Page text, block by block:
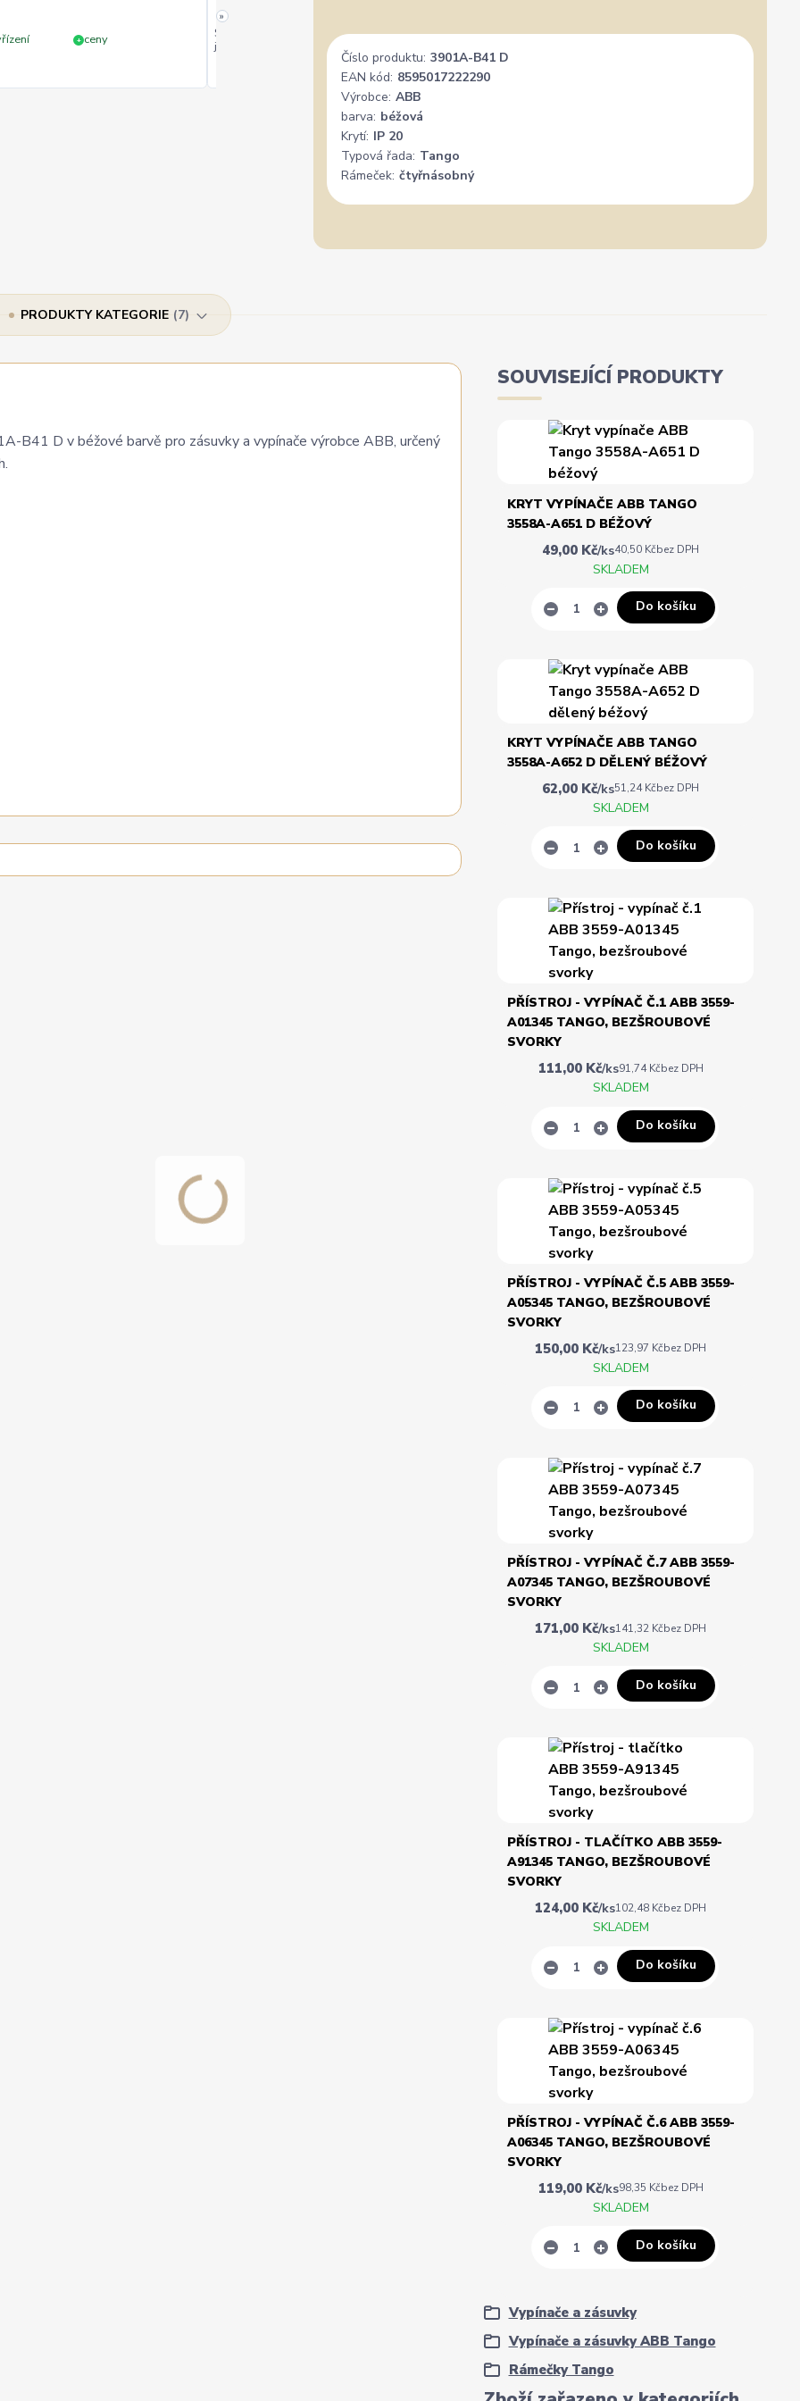
+ ceny
Široký výběr, milý a vstřícný personál. Mohu
jedině doporučit.
Vše super
»
Číslo produktu: 3901A-B41 D
EAN kód: 8595017222290
Výrobce: ABB
barva: béžová
Krytí: IP 20
Typová řada: Tango
Rámeček: čtyřnásobný
PRODUKTY KATEGORIE 7
B41 D v béžové barvě pro zásuvky a vypínače výrobce ABB, určený
Vypínače a zásuvky
Vypínače a zásuvky ABB Tango
Rámečky Tango
SOUVISEJÍCÍ PRODUKTY
KRYT VYPÍNAČE ABB TANGO
3558A-A651 D BÉŽOVÝ
49,00 Kč/ks40,50 Kčbez DPH
SKLADEM
Do košíku
KRYT VYPÍNAČE ABB TANGO
3558A-A652 D DĚLENÝ BÉŽOVÝ
62,00 Kč/ks51,24 Kčbez DPH
SKLADEM
Do košíku
PŘÍSTROJ - VYPÍNAČ Č.1 ABB 3559-
A01345 TANGO, BEZŠROUBOVÉ
SVORKY
111,00 Kč/ks91,74 Kčbez DPH
SKLADEM
Do košíku
PŘÍSTROJ - VYPÍNAČ Č.5 ABB 3559-
A05345 TANGO, BEZŠROUBOVÉ
SVORKY
150,00 Kč/ks123,97 Kčbez DPH
SKLADEM
Do košíku
PŘÍSTROJ - VYPÍNAČ Č.7 ABB 3559-
A07345 TANGO, BEZŠROUBOVÉ
SVORKY
171,00 Kč/ks141,32 Kčbez DPH
SKLADEM
Do košíku
PŘÍSTROJ - TLAČÍTKO ABB 3559-
A91345 TANGO, BEZŠROUBOVÉ
SVORKY
124,00 Kč/ks102,48 Kčbez DPH
SKLADEM
Do košíku
PŘÍSTROJ - VYPÍNAČ Č.6 ABB 3559-
A06345 TANGO, BEZŠROUBOVÉ
SVORKY
119,00 Kč/ks98,35 Kčbez DPH
SKLADEM
Do košíku